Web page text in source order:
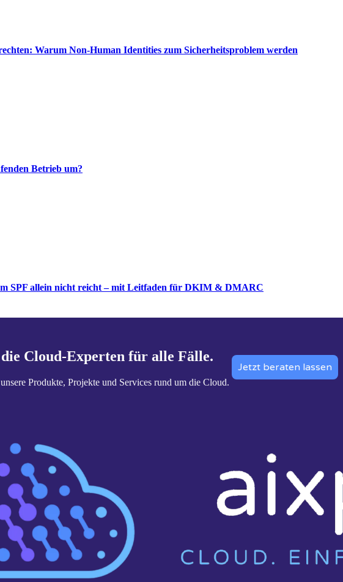
Warum Non-Human Identities zum Sicherheitsproblem werden
Betrieb um?
SPF allein nicht reicht – mit Leitfaden für DKIM & DMARC
Cloud-Experten für alle Fälle.
Produkte, Projekte und Services rund um die Cloud.
Jetzt beraten lassen